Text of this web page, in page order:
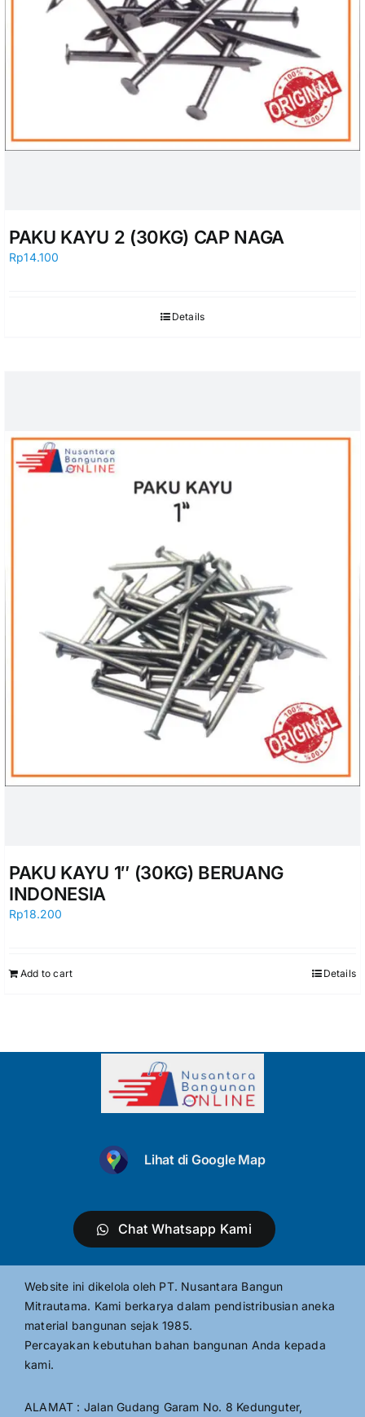
PAKU KAYU 2 (30KG) CAP NAGA
Rp14.100
Details
PAKU KAYU 1″ (30KG) BERUANG
INDONESIA
Rp18.200
Add to cart Details
Lihat di Google Map
Chat Whatsapp Kami
Website ini dikelola oleh PT. Nusantara Bangun
Mitrautama. Kami berkarya dalam pendistribusian aneka
material bangunan sejak 1985.
Percayakan kebutuhan bahan bangunan Anda kepada
kami.
ALAMAT : Jalan Gudang Garam No. 8 Kedunguter,